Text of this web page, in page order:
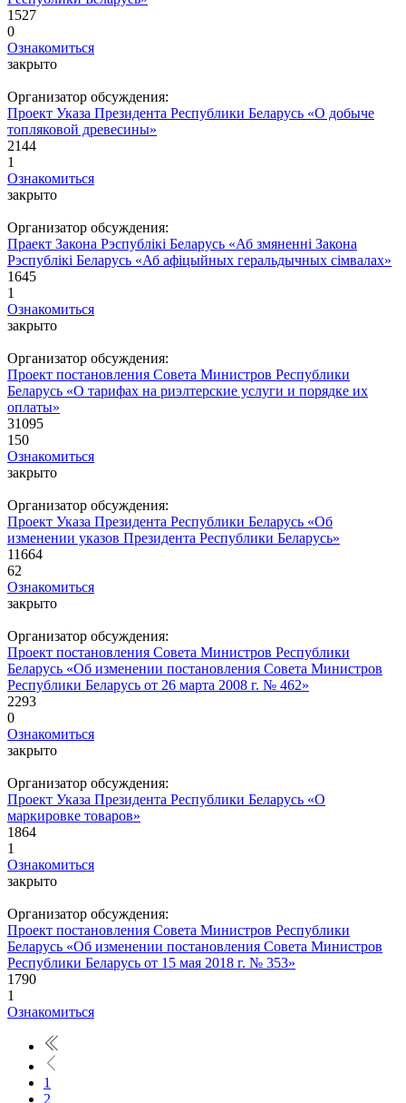
1527
0
Ознакомиться
закрыто
Организатор обсуждения:
Проект Указа Президента Республики Беларусь «О добыче
топляковой древесины»
2144
1
Ознакомиться
закрыто
Организатор обсуждения:
Праект Закона Рэспублікі Беларусь «Аб змяненнi Закона
Рэспублікі Беларусь «Аб афіцыйных геральдычных сімвалах»
1645
1
Ознакомиться
закрыто
Организатор обсуждения:
Проект постановления Совета Министров Республики
Беларусь «О тарифах на риэлтерские услуги и порядке их
оплаты»
31095
150
Ознакомиться
закрыто
Организатор обсуждения:
Проект Указа Президента Республики Беларусь «Об
изменении указов Президента Республики Беларусь»
11664
62
Ознакомиться
закрыто
Организатор обсуждения:
Проект постановления Совета Министров Республики
Беларусь «Об изменении постановления Совета Министров
Республики Беларусь от 26 марта 2008 г. № 462»
2293
0
Ознакомиться
закрыто
Организатор обсуждения:
Проект Указа Президента Республики Беларусь «О
маркировке товаров»
1864
1
Ознакомиться
закрыто
Организатор обсуждения:
Проект постановления Совета Министров Республики
Беларусь «Об изменении постановления Совета Министров
Республики Беларусь от 15 мая 2018 г. № 353»
1790
1
Ознакомиться
1
2